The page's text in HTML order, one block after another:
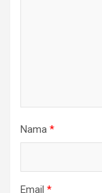
Nama *
Email *